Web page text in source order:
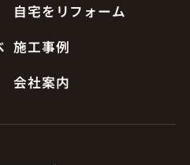
自宅をリフォーム
施工事例
会社案内